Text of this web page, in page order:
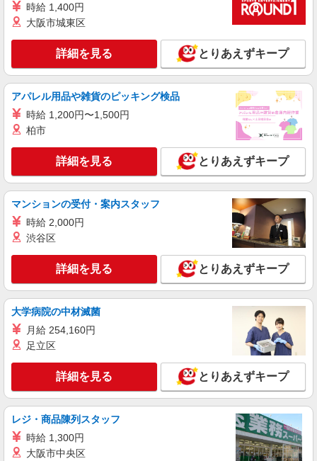
時給 1,400円
大阪市城東区
詳細を見る とりあえずキープ
アパレル用品や雑貨のピッキング検品
時給 1,200円〜1,500円
柏市
詳細を見る とりあえずキープ
マンションの受付・案内スタッフ
時給 2,000円
渋谷区
詳細を見る とりあえずキープ
大学病院の中材滅菌
月給 254,160円
足立区
詳細を見る とりあえずキープ
レジ・商品陳列スタッフ
時給 1,300円
大阪市中央区